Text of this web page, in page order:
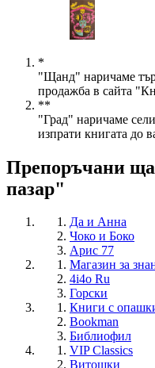
*
"Щанд" наричаме
продажба в сайта
**
"Град" наричаме
изпрати книгата до
Препоръчани
пазар"
Да и Анна
Чоко и Боко
Арис 77
Магазин за
4i4o Ru
Горски
Книги с
Bookman
Библиофил
VIP Classics
Витошки